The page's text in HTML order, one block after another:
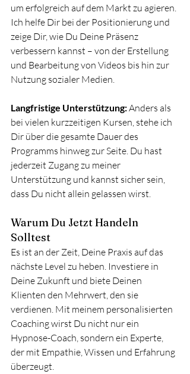
um erfolgreich auf dem Markt zu agieren.
Ich helfe Dir bei der Positionierung und
zeige Dir, wie Du Deine Präsenz
verbessern kannst – von der Erstellung
und Bearbeitung von Videos bis hin zur
Nutzung sozialer Medien.
Langfristige Unterstützung: Anders als
bei vielen kurzzeitigen Kursen, stehe ich
Dir über die gesamte Dauer des
Programms hinweg zur Seite. Du hast
jederzeit Zugang zu meiner
Unterstützung und kannst sicher sein,
dass Du nicht allein gelassen wirst.
Warum Du Jetzt Handeln
Solltest
Es ist an der Zeit, Deine Praxis auf das
nächste Level zu heben. Investiere in
Deine Zukunft und biete Deinen
Klienten den Mehrwert, den sie
verdienen. Mit meinem personalisierten
Coaching wirst Du nicht nur ein
Hypnose-Coach, sondern ein Experte,
der mit Empathie, Wissen und Erfahrung
überzeugt.